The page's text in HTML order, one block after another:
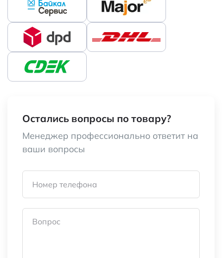
Остались вопросы по товару?
Менеджер профессионально ответит на
ваши вопросы
Номер телефона
Вопрос